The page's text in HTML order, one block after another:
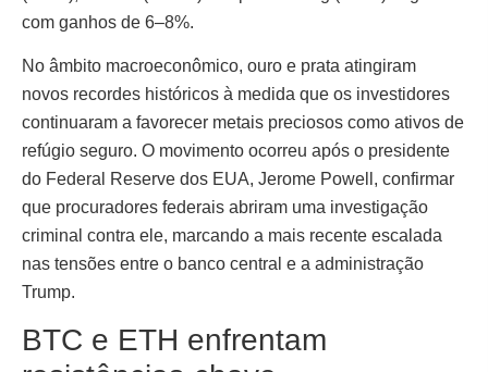
com ganhos de 6–8%.
No âmbito macroeconômico, ouro e prata atingiram
novos recordes históricos à medida que os investidores
continuaram a favorecer metais preciosos como ativos de
refúgio seguro. O movimento ocorreu após o presidente
do Federal Reserve dos EUA, Jerome Powell, confirmar
que procuradores federais abriram uma investigação
criminal contra ele, marcando a mais recente escalada
nas tensões entre o banco central e a administração
Trump.
BTC e ETH enfrentam